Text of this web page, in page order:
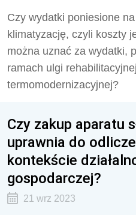
Czy wydatki poniesione
klimatyzację, czyli koszty
można uznać za wydatki,
ramach ulgi
termomodernizacyjnej?
Czy zakup aparatu
uprawnia do
kontekście
gospodarczej?
21 wrz 2023